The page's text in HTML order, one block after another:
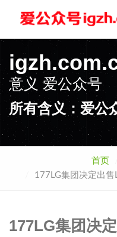
意义爱公众号
所有含义：爱公
首页
177LG集团决定出
177LG集团决